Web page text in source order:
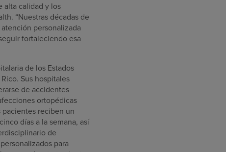
alta calidad y los
“Nuestras décadas de
personalizada
fortaleciendo esa
de los Estados
Sus hospitales
de accidentes
ortopédicas
reciben un
días a la semana, así
de
para